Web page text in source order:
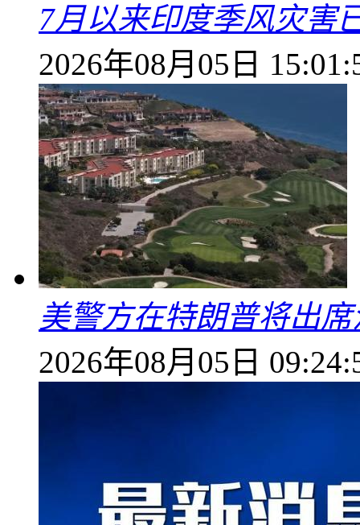
7月以来印度季风灾害
2026年08月05日
美警方在特朗普将出
2026年08月05日